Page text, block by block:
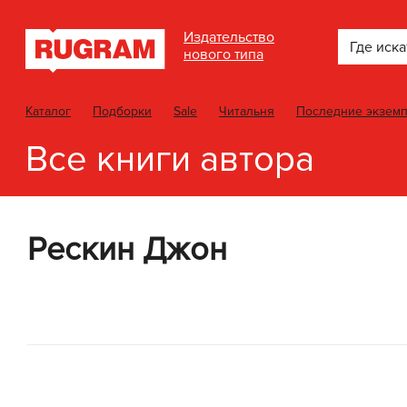
Издательство
нового типа
Где
Каталог Подборки Sale Читальня Последние
Все книги автора
Рескин Джон